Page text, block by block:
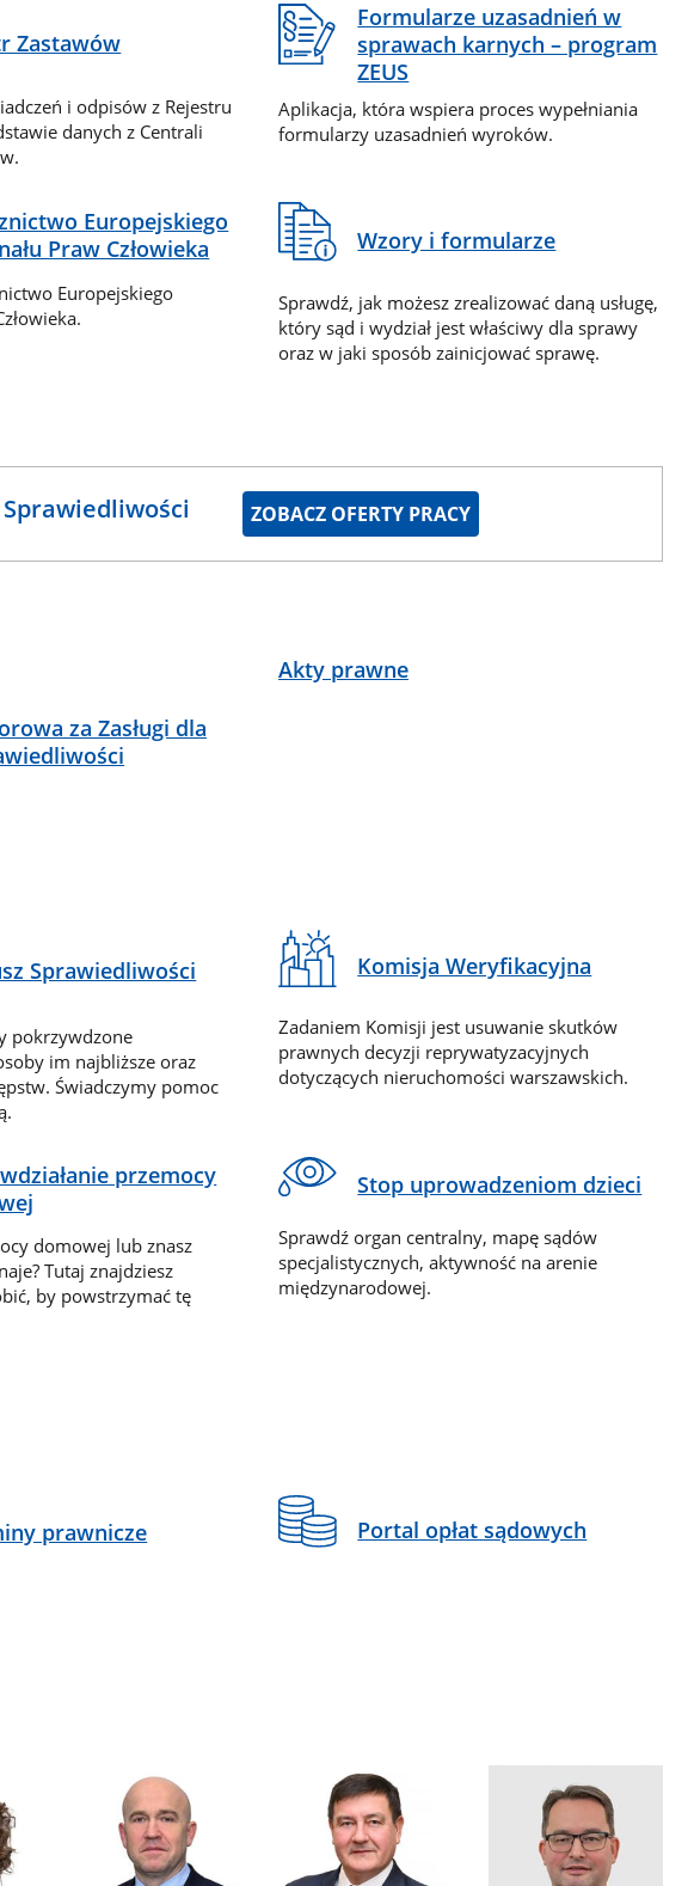
Zastawów
i odpisów z Rejestru
danych z Centrali
Formularze uzasadnień w
sprawach karnych – program
ZEUS
Aplikacja, która wspiera proces wypełniania
formularzy uzasadnień wyroków.
Europejskiego
Praw Człowieka
Europejskiego
Wzory i formularze
Sprawdź, jak możesz zrealizować daną usługę,
który sąd i wydział jest właściwy dla sprawy
oraz w jaki sposób zainicjować sprawę.
ZOBACZ OFERTY PRACY
Akty prawne
za Zasługi dla
Sprawiedliwości
pokrzywdzone
im najbliższe oraz
Świadczymy pomoc
Komisja Weryfikacyjna
Zadaniem Komisji jest usuwanie skutków
prawnych decyzji reprywatyzacyjnych
dotyczących nieruchomości warszawskich.
przemocy
domowej lub znasz
Tutaj znajdziesz
by powstrzymać tę
Stop uprowadzeniom dzieci
Sprawdź organ centralny, mapę sądów
specjalistycznych, aktywność na arenie
międzynarodowej.
prawnicze Portal opłat sądowych